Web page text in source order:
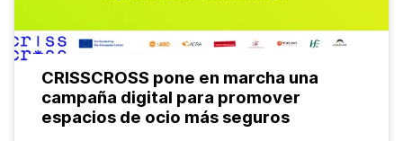
CRISSCROSS pone en marcha una
campaña digital para promover
espacios de ocio más seguros